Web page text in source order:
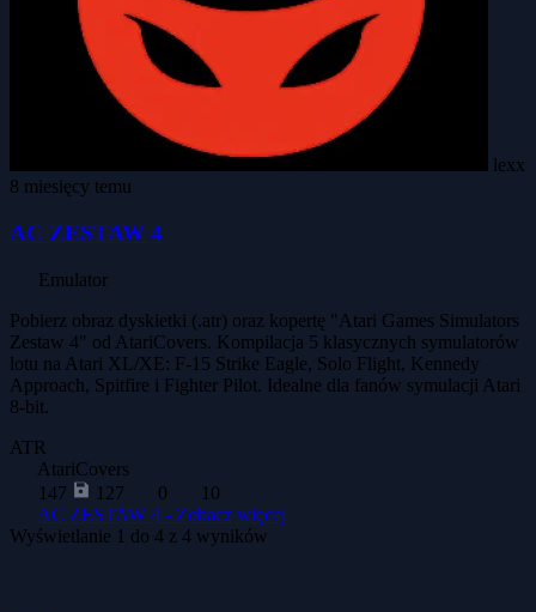
lexx
8 miesięcy temu
AC ZESTAW 4
Emulator
Pobierz obraz dyskietki (.atr) oraz kopertę "Atari Games Simulators
Zestaw 4" od AtariCovers. Kompilacja 5 klasycznych symulatorów
lotu na Atari XL/XE: F-15 Strike Eagle, Solo Flight, Kennedy
Approach, Spitfire i Fighter Pilot. Idealne dla fanów symulacji Atari
8-bit.
ATR
AtariCovers
147
127 0
10
AC ZESTAW 4 - Zobacz więcej
Wyświetlanie 1 do 4 z 4 wyników